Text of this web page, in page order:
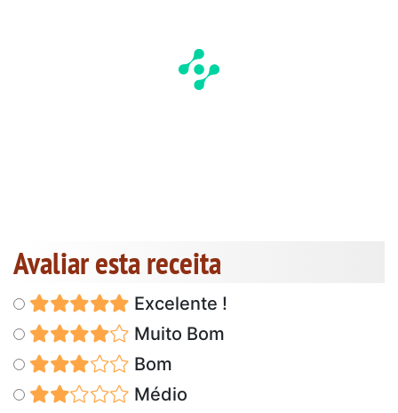
Avaliar esta receita
Excelente !
Muito Bom
Bom
Médio